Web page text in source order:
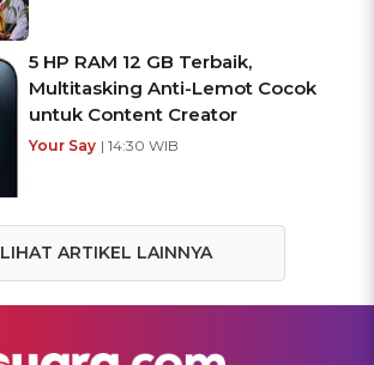
5 HP RAM 12 GB Terbaik,
Multitasking Anti-Lemot Cocok
untuk Content Creator
Your Say | 14:30 WIB
LIHAT ARTIKEL LAINNYA